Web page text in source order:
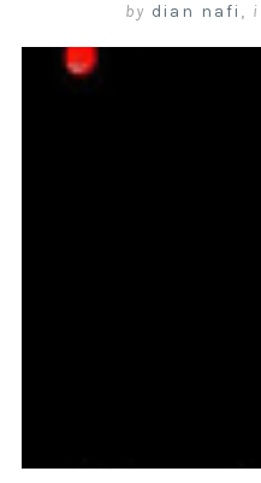
by dian nafi ,